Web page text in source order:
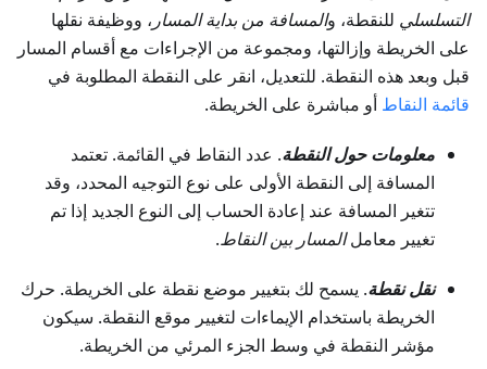
التسلسلي للنقطة، والمسافة من بداية المسار ، ووظيفة نقلها
على الخريطة وإزالتها، ومجموعة من الإجراءات مع أقسام المسار
قبل وبعد هذه النقطة. للتعديل، انقر على النقطة المطلوبة في
قائمة النقاط أو مباشرة على الخريطة.
معلومات حول النقطة. عدد النقاط في القائمة. تعتمد
المسافة إلى النقطة الأولى على نوع التوجيه المحدد، وقد
تتغير المسافة عند إعادة الحساب إلى النوع الجديد إذا تم
تغيير معاملالمسار بين النقاط.
نقل نقطة. يسمح لك بتغيير موضع نقطة على الخريطة. حرك
الخريطة باستخدام الإيماءات لتغيير موقع النقطة. سيكون
مؤشر النقطة في وسط الجزء المرئي من الخريطة.